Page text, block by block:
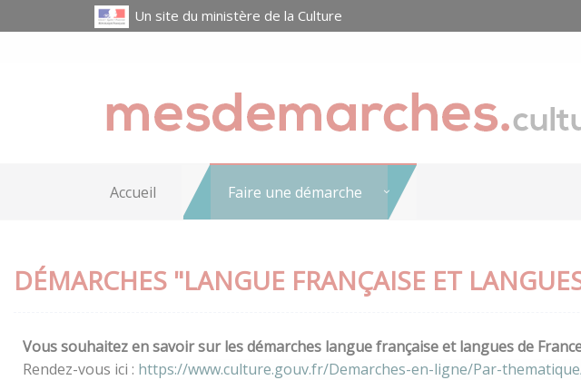
Un site du ministère de la Culture
Accueil Faire une démarche
DÉMARCHES "LANGUE FRANÇAISE ET
Vous souhaitez en savoir sur les démarches langue française et langues de
Rendez-vous ici : https://www.culture.gouv.fr/Demarches-en-ligne/Par-